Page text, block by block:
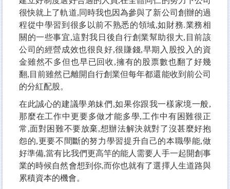
很快就上了軌道,同時我也因為參與了新公司創辦的過
程從中學習到很多以前不熟悉的領域,如財務.業務相
關的一些事宜,這對我日後自行創業幫助很大,目前該
公司的經營成效也很良好,很賺錢,早期入股投入的資
金雖然不多但也早已回收,擁有的股票數也翻了好幾
翻,目前雖然已離開自行創業但每年都還能收到前公司
的分紅配股。
在此誠心的建議學弟妹們,如果你跟我一樣家境一般,
那麼在工作中更要多做才能多學,工作中有困難很正
常,面對困難不要放棄,想辦法解決就對了沒甚麼好抱
怨的,更要不間斷的努力學習提升自己的本職學能,做
好準備,當有比我們更高竿的能人需要人手一起開創事
業的時候自然會想到你,而你也就有了選擇人生道路與
累積資本的機會。